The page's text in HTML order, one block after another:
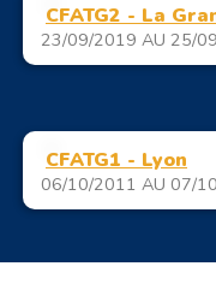
CFATG2 - La
23/09/2019 AU 25/
CFATG1 - Lyon
06/10/2011 AU 07/